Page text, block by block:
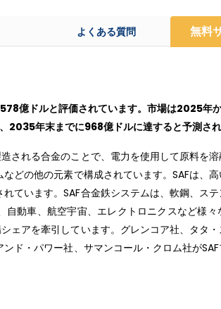
よくある質問 無料
億ドルと評価されています。市場は2025年
2035年末までに968億ドルに達すると予測され
される合金のことで、電力を使用して原料を
どの他の元素で構成されています。SAFは、
ています。SAF合金鉄システムは、軟鋼、ス
動車、航空宇宙、エレクトロニクスなど様
ェアを牽引しています。グレンコア社、タタ
ド・パワー社、サマンコール・クロム社が